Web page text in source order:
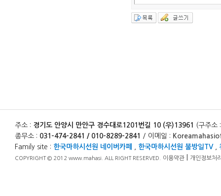
주소 : 경기도 안양시 만안구 경수대로1201번길 10 (우)13961
(구주소
종무소 : 031-474-2841 / 010-8289-2841 / 이메일 :
Family site : 한국마하시선원 네이버카페 한국마하시선원 불방일TV
COPYRIGHT © 2012 www.mahasi. ALL RIGHT RESERVED. 이용약관 개인정보처